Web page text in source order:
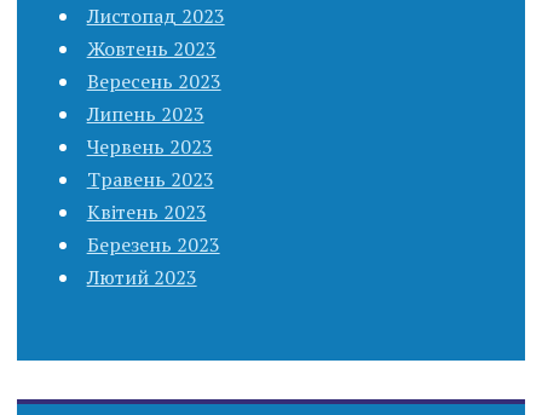
Листопад 2023
Жовтень 2023
Вересень 2023
Липень 2023
Червень 2023
Травень 2023
Квітень 2023
Березень 2023
Лютий 2023